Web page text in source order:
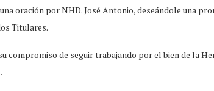
oración por NHD. José Antonio, deseándole una
Titulares.
compromiso de seguir trabajando por el bien de la